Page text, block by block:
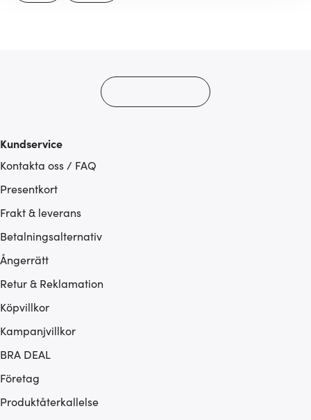
Kundservice
Kontakta oss / FAQ
Presentkort
Frakt & leverans
Betalningsalternativ
Ångerrätt
Retur & Reklamation
Köpvillkor
Kampanjvillkor
BRA DEAL
Företag
Produktåterkallelse